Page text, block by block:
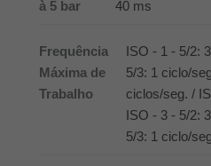
à 5 bar
40 ms
Frequência
Máxima de
Trabalho
ISO - 1 - 5/2:
5/3: 1 ciclo/
ciclos/seg. /
ISO - 3 - 5/2:
5/3: 1 ciclo/